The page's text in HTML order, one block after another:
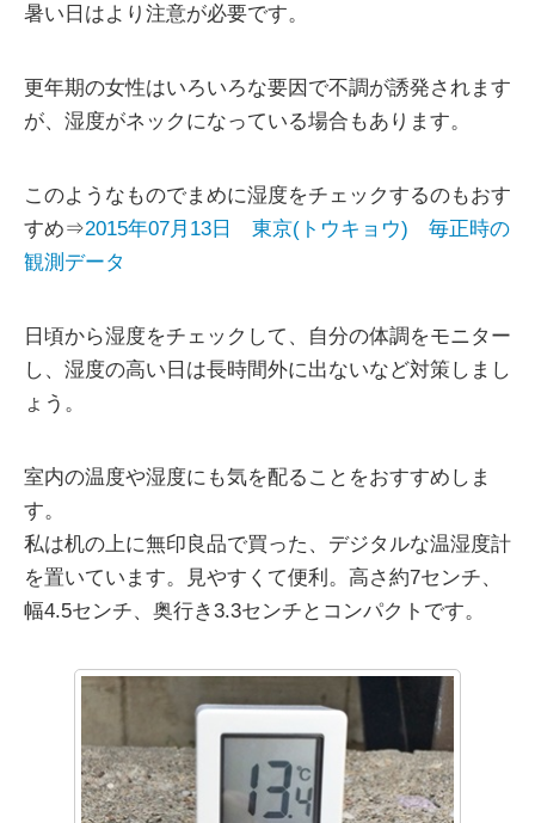
暑い日はより注意が必要です。
更年期の女性はいろいろな要因で不調が誘発されます
が、湿度がネックになっている場合もあります。
このようなものでまめに湿度をチェックするのもおす
すめ⇒2015年07月13日 東京(トウキョウ) 毎正時の
観測データ
日頃から湿度をチェックして、自分の体調をモニター
し、湿度の高い日は長時間外に出ないなど対策しまし
ょう。
室内の温度や湿度にも気を配ることをおすすめしま
す。
私は机の上に無印良品で買った、デジタルな温湿度計
を置いています。見やすくて便利。高さ約7センチ、
幅4.5センチ、奥行き3.3センチとコンパクトです。